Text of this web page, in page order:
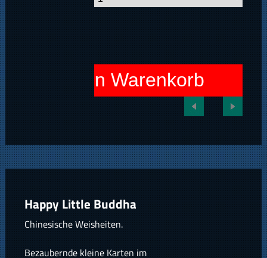
In den Warenkorb
Happy Little Buddha
Chinesische Weisheiten.
Bezaubernde kleine Karten im